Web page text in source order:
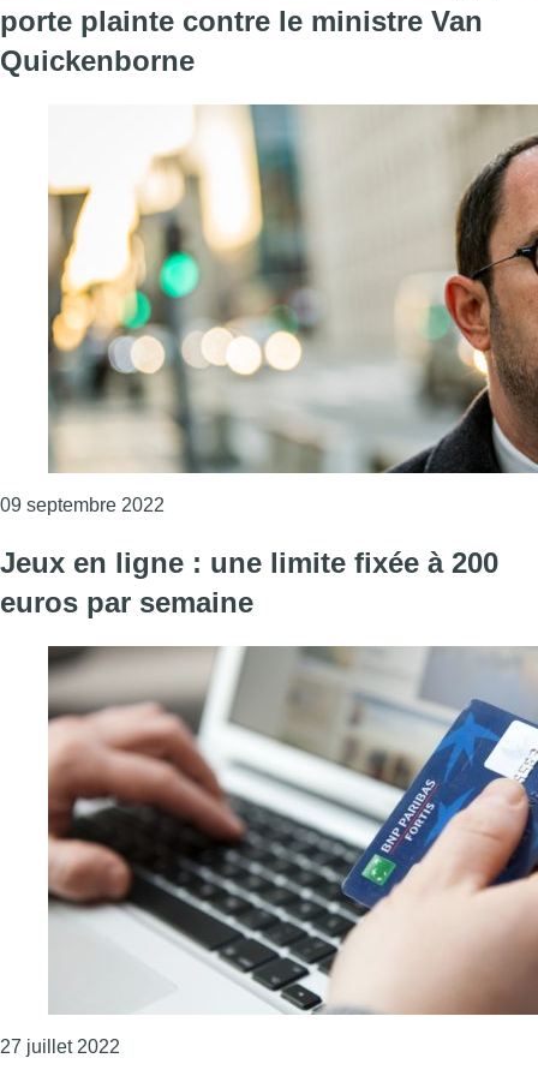
porte plainte contre le ministre Van
Quickenborne
09 septembre 2022
Jeux en ligne : une limite fixée à 200
euros par semaine
27 juillet 2022